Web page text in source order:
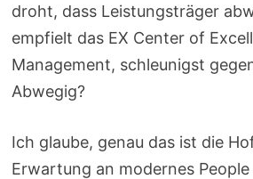
droht, dass Leistungsträger
empfielt das EX Center of
Management, schleunigst
Abwegig?
Ich glaube, genau das ist die
Erwartung an modernes